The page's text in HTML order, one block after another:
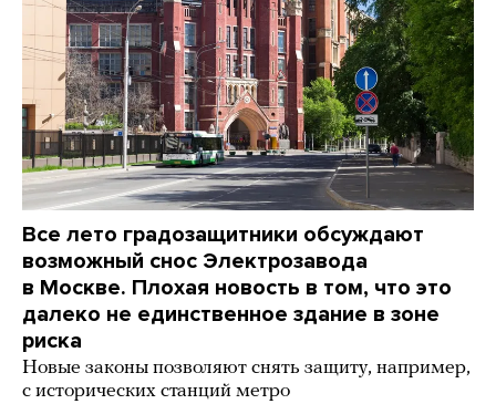
Все лето градозащитники обсуждают
возможный снос Электрозавода
в Москве. Плохая новость в том, что это
далеко не единственное здание в зоне
риска
Новые законы позволяют снять защиту, например,
с исторических станций метро